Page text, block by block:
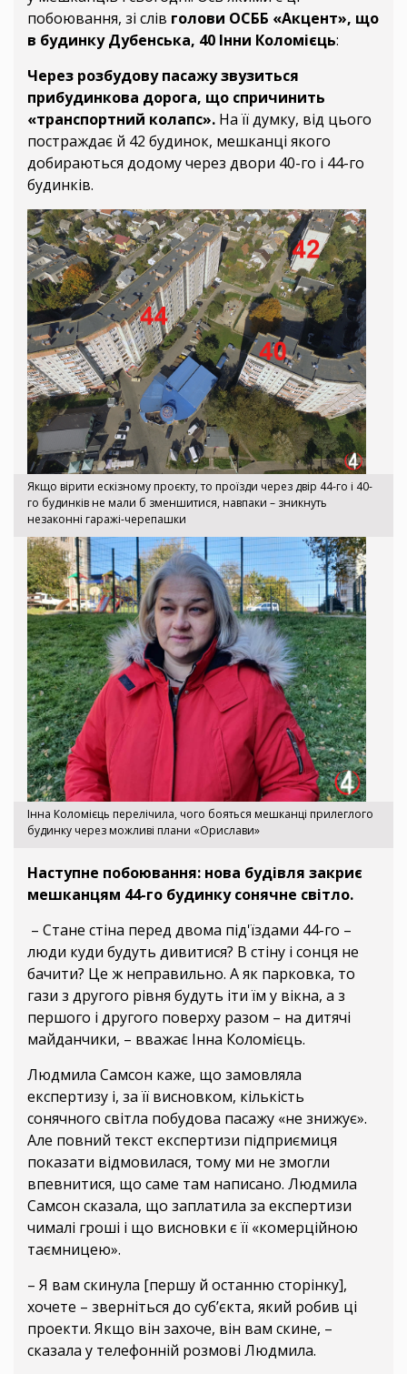
побоювання, зі слів голови ОСББ «Акцент», що
в будинку Дубенська, 40 Інни Коломієць:
Через розбудову пасажу звузиться
прибудинкова дорога, що спричинить
«транспортний колапс». На її думку, від цього
постраждає й 42 будинок, мешканці якого
добираються додому через двори 40-го і 44-го
будинків.
Якщо вірити ескізному проєкту, то проїзди через двір 44-го і 40-
го будинків не мали б зменшитися, навпаки – зникнуть
незаконні гаражі-черепашки
Інна Коломієць перелічила, чого бояться мешканці прилеглого
будинку через можливі плани «Орислави»
Наступне побоювання: нова будівля закриє
мешканцям 44-го будинку сонячне світло.
– Стане стіна перед двома під'їздами 44-го –
люди куди будуть дивитися? В стіну і сонця не
бачити? Це ж неправильно. А як парковка, то
гази з другого рівня будуть іти їм у вікна, а з
першого і другого поверху разом – на дитячі
майданчики, – вважає Інна Коломієць.
Людмила Самсон каже, що замовляла
експертизу і, за її висновком, кількість
сонячного світла побудова пасажу «не знижує».
Але повний текст експертизи підприємиця
показати відмовилася, тому ми не змогли
впевнитися, що саме там написано. Людмила
Самсон сказала, що заплатила за експертизи
чималі гроші і що висновки є її «комерційною
таємницею».
– Я вам скинула [першу й останню сторінку],
хочете – зверніться до суб’єкта, який робив ці
проекти. Якщо він захоче, він вам скине, –
сказала у телефонній розмові Людмила.